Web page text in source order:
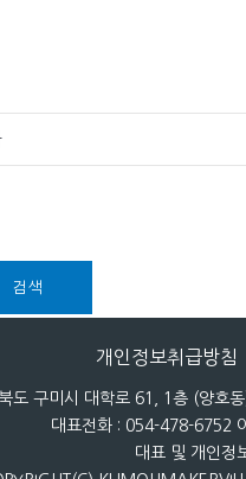
검색
개인정보취급방침
도 구미시 대학로 61, 1층 (양호
대표전화 : 054-478-6752
대표 및 개인정